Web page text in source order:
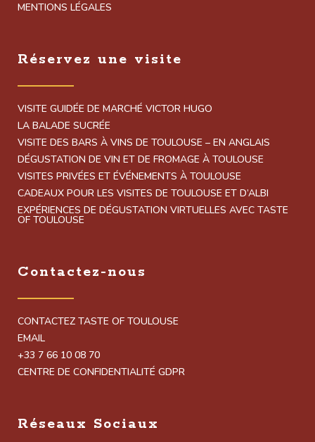
MENTIONS LÉGALES
Réservez une visite
VISITE GUIDÉE DE MARCHÉ VICTOR HUGO
LA BALADE SUCRÉE
VISITE DES BARS À VINS DE TOULOUSE – EN ANGLAIS
DÉGUSTATION DE VIN ET DE FROMAGE À TOULOUSE
VISITES PRIVÉES ET ÉVÉNEMENTS À TOULOUSE
CADEAUX POUR LES VISITES DE TOULOUSE ET D’ALBI
EXPÉRIENCES DE DÉGUSTATION VIRTUELLES AVEC TASTE
OF TOULOUSE
Contactez-nous
CONTACTEZ TASTE OF TOULOUSE
EMAIL
+33 7 66 10 08 70
CENTRE DE CONFIDENTIALITÉ GDPR
Réseaux Sociaux